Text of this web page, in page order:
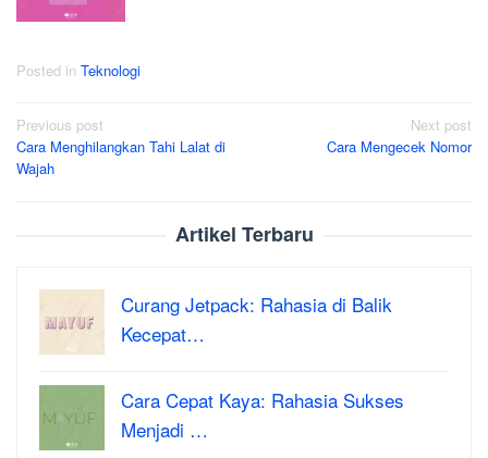
Posted in Teknologi
Post
navigation
Previous post
Cara Menghilangkan Tahi Lalat di
Wajah
Next post
Cara Mengecek Nomor
Artikel Terbaru
Curang Jetpack: Rahasia di Balik
Kecepat…
Cara Cepat Kaya: Rahasia Sukses
Menjadi …